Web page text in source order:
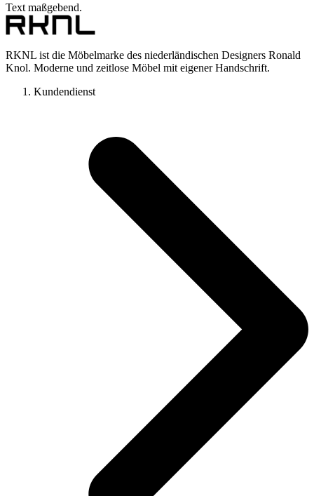
Text maßgebend.
RKNL ist die Möbelmarke des niederländischen Designers Ronald
Knol. Moderne und zeitlose Möbel mit eigener Handschrift.
Kundendienst